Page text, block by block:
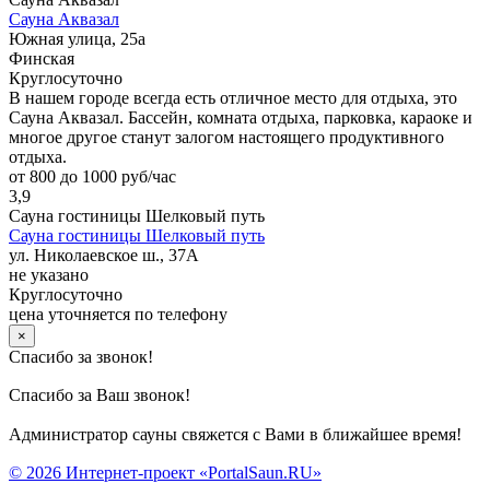
Сауна Аквазал
Южная улица, 25а
Финская
Круглосуточно
В нашем городе всегда есть отличное место для отдыха, это
Сауна Аквазал. Бассейн, комната отдыха, парковка, караоке и
многое другое станут залогом настоящего продуктивного
отдыха.
от 800 до 1000 руб/час
3,9
Сауна гостиницы Шелковый путь
Сауна гостиницы Шелковый путь
ул. Николаевское ш., 37А
не указано
Круглосуточно
цена уточняется по телефону
×
Спасибо за звонок!
Спасибо за Ваш звонок!
Администратор сауны свяжется с Вами в ближайшее время!
© 2026 Интернет-проект «PortalSaun.RU»